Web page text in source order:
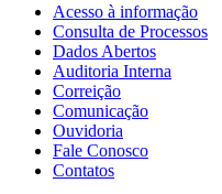
Acesso à informação
Consulta de Processos
Dados Abertos
Auditoria Interna
Correição
Comunicação
Ouvidoria
Fale Conosco
Contatos